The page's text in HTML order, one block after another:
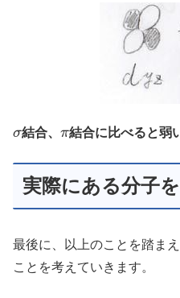
結合、
π
結合に比べると弱
実際にある分子
最後に、以上のことを踏ま
ことを考えていきます。